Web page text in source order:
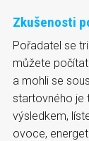
Zkušenosti
Pořadatel se
můžete
a mohli se
startovného je
výsledkem,
ovoce,